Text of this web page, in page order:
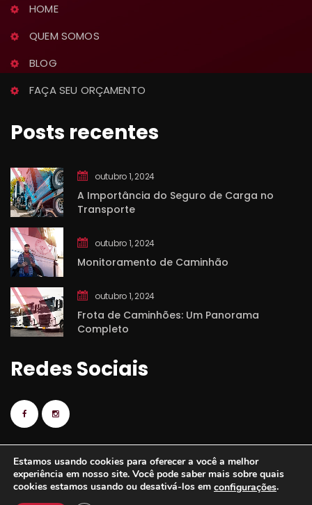
HOME
QUEM SOMOS
BLOG
FAÇA SEU ORÇAMENTO
Posts recente
outubro 1, 2024
A Importância do Seguro de Carga no
Transporte
outubro 1, 2024
Monitoramento de Caminhão
outubro 1, 2024
Frota de Caminhões: Um Panorama
Completo
Redes Sociai
Estamos usando cookies para oferecer a você a melhor
experiência em nosso site. Você pode saber mais sobre quais
cookies estamos usando ou desativá-los em configuraçõe.